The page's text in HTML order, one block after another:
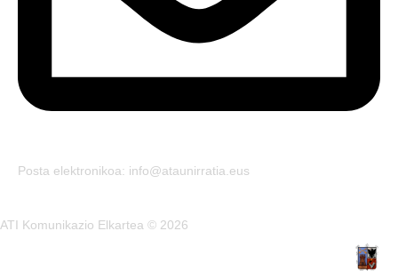
Posta elektronikoa: info@ataunirratia.eus
ATI Komunikazio Elkartea © 2026